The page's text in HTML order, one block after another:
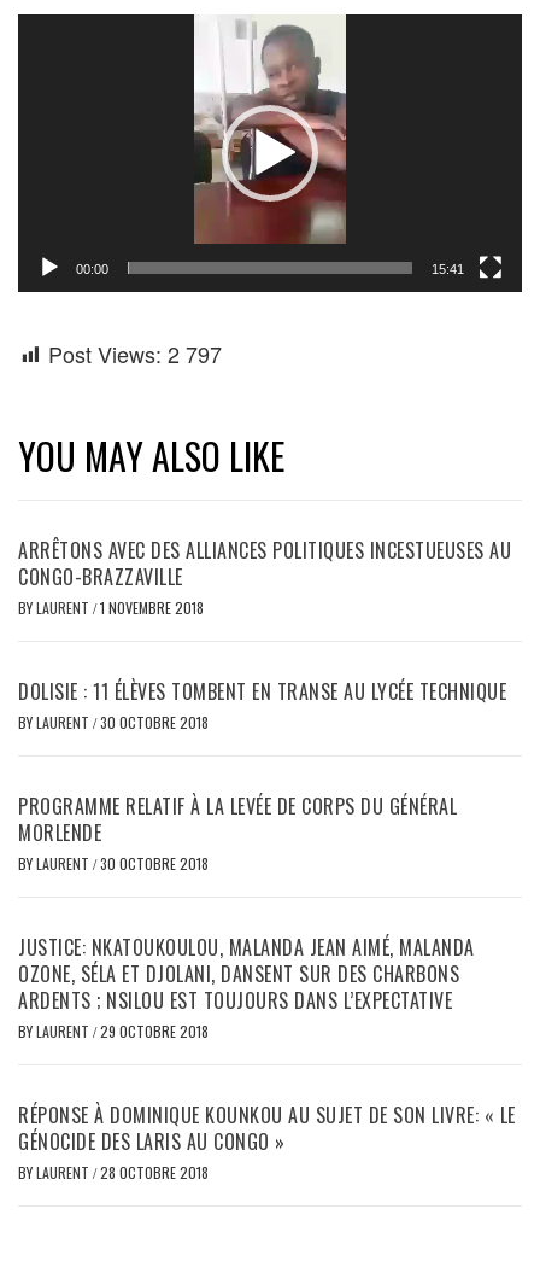
00:00 15:41
Post Views: 2 797
YOU MAY ALSO LIKE
ARRÊTONS AVEC DES ALLIANCES POLITIQUES INCESTUEUSES AU
CONGO-BRAZZAVILLE
BYLAURENT /1 NOVEMBRE 2018
DOLISIE : 11 ÉLÈVES TOMBENT EN TRANSE AU LYCÉE TECHNIQUE
BYLAURENT /30 OCTOBRE 2018
PROGRAMME RELATIF À LA LEVÉE DE CORPS DU GÉNÉRAL
MORLENDE
BYLAURENT /30 OCTOBRE 2018
JUSTICE: NKATOUKOULOU, MALANDA JEAN AIMÉ, MALANDA
OZONE, SÉLA ET DJOLANI, DANSENT SUR DES CHARBONS
ARDENTS ; NSILOU EST TOUJOURS DANS L’EXPECTATIVE
BYLAURENT /29 OCTOBRE 2018
RÉPONSE À DOMINIQUE KOUNKOU AU SUJET DE SON LIVRE: « LE
GÉNOCIDE DES LARIS AU CONGO »
BYLAURENT /28 OCTOBRE 2018